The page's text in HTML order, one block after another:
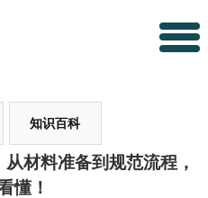
知识百科
材料准备到规范流程，
懂！